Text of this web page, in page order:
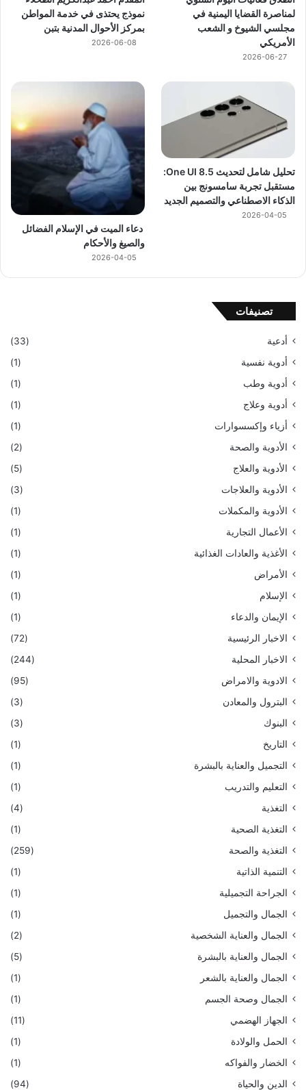
لمناصرة القضايا اليمنية في
مجلسي الشيوخ و الشعب
الأمريكي
2026-06-27
نموذج يحتذى في خدمة المواطن
بمركز الأحوال المدنية بتبن
2026-06-08
تحليل شامل لتحديث One UI 8.5:
مستقبل تجربة سامسونج بين
الذكاء الاصطناعي والتصميم الجديد
2026-04-05
دعاء الميت في الإسلام الفضائل
والصيغ والأحكام
2026-04-05
تصنيفات
أدعية
(33)
أدوية نفسية
(1)
أدوية وطب
(1)
أدوية وعلاج
(1)
أزياء وإكسسوارات
(1)
الأدوية والصحة
(2)
الأدوية والعلاج
(5)
الأدوية والعلاجات
(3)
الأدوية والمكملات
(1)
الأعمال التجارية
(1)
الأغذية والعادات الغذائية
(1)
الأمراض
(1)
الإسلام
(1)
الإيمان والدعاء
(1)
الاخبار الرئيسية
(72)
الاخبار المحلية
(244)
الادوية والامراض
(95)
البترول والمعادن
(3)
البنوك
(3)
التاريخ
(1)
التجميل والعناية بالبشرة
(1)
التعليم والتدريب
(1)
التغذية
(4)
التغذية الصحية
(1)
التغذية والصحة
(259)
التنمية الذاتية
(1)
الجراحة التجميلية
(1)
الجمال والتجميل
(1)
الجمال والعناية الشخصية
(2)
الجمال والعناية بالبشرة
(5)
الجمال والعناية بالشعر
(1)
الجمال وصحة الجسم
(1)
الجهاز الهضمي
(11)
الحمل والولادة
(1)
الخضار والفواكه
(1)
الدين والحياة
(94)